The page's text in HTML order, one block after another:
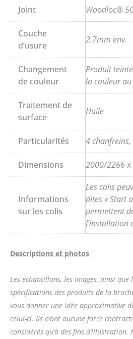
Joint Woodloc®
Couche
d’usure
2.7mm env.
Changement
de couleur
Produit
la couleur
Traitement de
surface
Huile
Particularités 4 chanfreins,
Dimensions 2000/2266
Informations
sur les colis
Les colis
dites « Start
permettent
l’installation
Descriptions et photos
Les échantillons, les images, ainsi que
spécifications des produits de la
vous donner une idée approximative
celui-ci. Ils n’ont aucune force
considérés qu’à des fins